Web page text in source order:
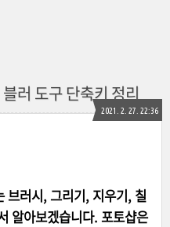
러 도구 단축키 정리
2021. 2. 27. 22:36
브러시, 그리기, 지우기, 칠
알아보겠습니다. 포토샵은